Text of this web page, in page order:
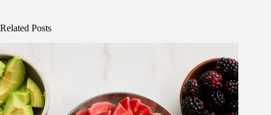
Related Posts